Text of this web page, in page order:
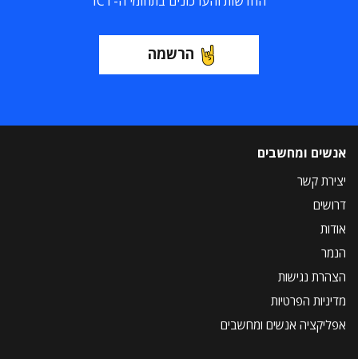
הרשמה
אנשים ומחשבים
יצירת קשר
דרושים
אודות
הנמר
הצהרת נגישות
מדיניות הפרטיות
אפליקציה אנשים ומחשבים